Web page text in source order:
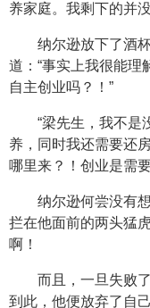
养家庭。我剩下的并
纳尔逊放下了酒
道：“事实上我很能理
自主创业吗？！”
“梁先生，我不是
养，同时我还需要还
哪里来？！创业是需
纳尔逊何尝没有
拦在他面前的两头猛
啊！
而且，一旦失败
到此，他便放弃了自